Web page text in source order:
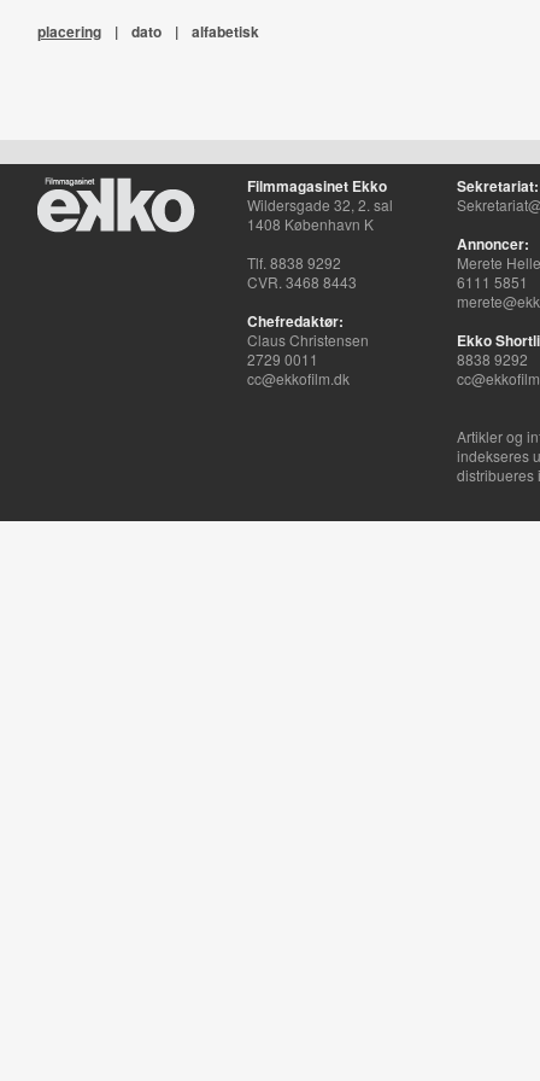
placering | dato | alfabetisk
Filmmagasinet Ekko
Wildersgade 32, 2. sal
1408 København K
Tlf. 8838 9292
CVR. 3468 8443
Chefredaktør:
Claus Christensen
2729 0011
cc@ekkofilm.dk
Sekretariat:
Annoncer:
Merete
6111 5851
Ekko
8838 9292
Artikler og
indekseres
distribueres